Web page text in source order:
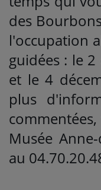
des
l'occupation
guidées : le
et le 4
plus
Musée
au